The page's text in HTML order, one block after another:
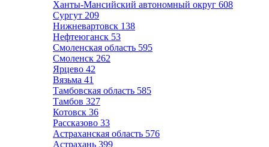
Ханты-Мансийский автономный округ 608
Сургут 209
Нижневартовск 138
Нефтеюганск 53
Смоленская область 595
Смоленск 262
Ярцево 42
Вязьма 41
Тамбовская область 585
Тамбов 327
Котовск 36
Рассказово 33
Астраханская область 576
Астрахань 399